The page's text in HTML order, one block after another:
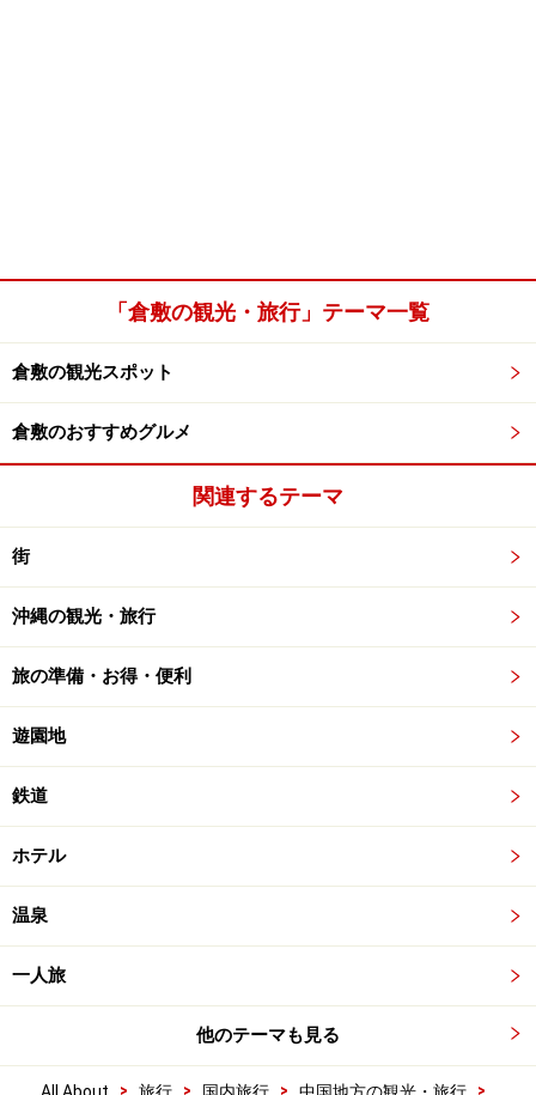
「倉敷の観光・旅行」テーマ一覧
倉敷の観光スポット
倉敷のおすすめグルメ
関連するテーマ
街
沖縄の観光・旅行
旅の準備・お得・便利
遊園地
鉄道
ホテル
温泉
一人旅
他のテーマも見る
> > > >